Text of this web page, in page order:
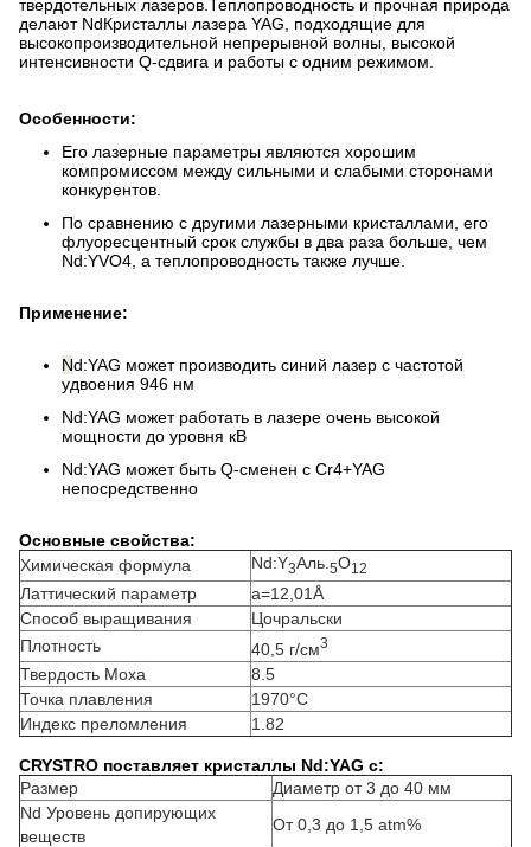
твердотельных лазеров.Теплопроводность и прочная природа
делают NdКристаллы лазера YAG, подходящие для
высокопроизводительной непрерывной волны, высокой
интенсивности Q-сдвига и работы с одним режимом.
Особенности:
Его лазерные параметры являются хорошим
компромиссом между сильными и слабыми сторонами
конкурентов.
По сравнению с другими лазерными кристаллами, его
флуоресцентный срок службы в два раза больше, чем
Nd:YVO4, а теплопроводность также лучше.
Применение:
Nd:YAG может производить синий лазер с частотой
удвоения 946 нм
Nd:YAG может работать в лазере очень высокой
мощности до уровня кВ
Nd:YAG может быть Q-сменен с Cr4+YAG
непосредственно
Основные свойства:
Химическая формула
Nd:Y3Аль. 5О12
Латтический параметр
a=12,01Å
Способ выращивания
Цочральски
Плотность
40,5 г/см3
Твердость Моха
8.5
Точка плавления
1970°C
Индекс преломления
1.82
CRYSTRO поставляет кристаллы Nd:YAG с:
Размер
Диаметр от 3 до 40 мм
Nd Уровень допирующих
веществ
От 0,3 до 1,5 atm%